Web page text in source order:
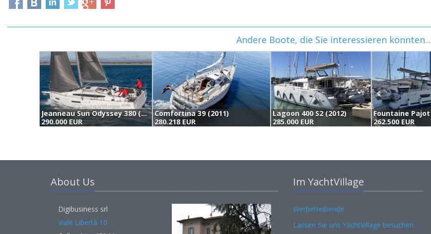
Andere Boote, die Sie interessieren könnten...
Jeanneau Sun Odyssey 380 (2025)
290.000 EUR
Comfortina 39 (2011)
280.218 EUR
Lagoon 400 S2 (2012)
285.000 EUR
262.500 EUR
About Us
Digibusiness srl
Viale Libertà 10
Im YachtVillage
Werbetreibende
Lassen Sie uns YachtVillage besuchen